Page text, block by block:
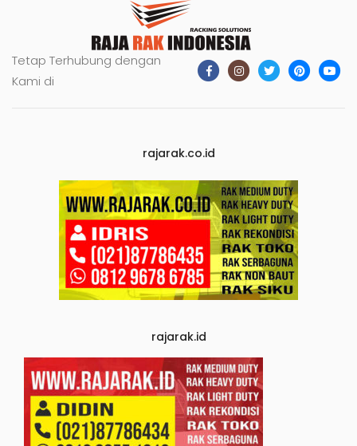
Tetap Terhubung dengan
Kami di
rajarak.co.id
rajarak.id